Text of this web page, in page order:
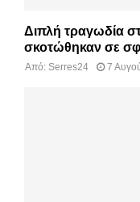
Διπλή τραγωδία
σκοτώθηκαν σε
Από: Serres24 7